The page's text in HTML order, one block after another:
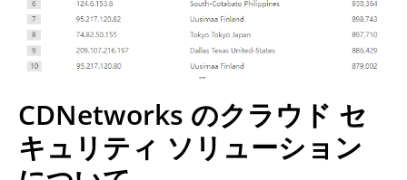
CDNetworks のクラウド セ
キュリティ ソリューション